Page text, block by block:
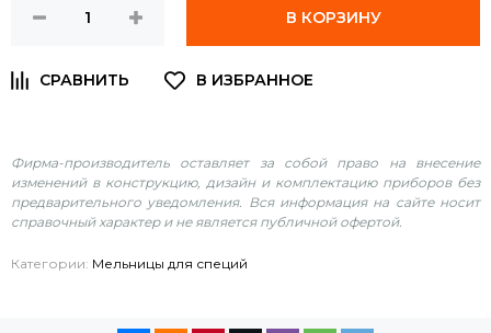
В КОРЗИНУ
Фирма-производитель оставляет за собой право на внесение
изменений в конструкцию, дизайн и комплектацию приборов без
предварительного уведомления. Вся информация на сайте носит
справочный характер и не является публичной офертой.
Категории: Мельницы для специй